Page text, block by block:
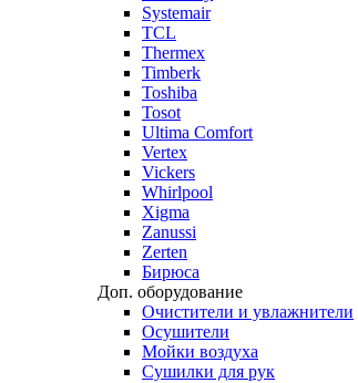
Systemair
TCL
Thermex
Timberk
Toshiba
Tosot
Ultima Comfort
Vertex
Vickers
Whirlpool
Xigma
Zanussi
Zerten
Бирюса
Доп. оборудование
Очистители и увлажнители
Осушители
Мойки воздуха
Сушилки для рук